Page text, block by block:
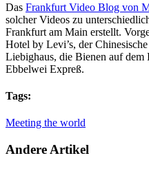
Das Frankfurt Video Blog von
solcher Videos zu
Frankfurt am Main erstellt.
Hotel by Levi’s, der
Liebighaus, die Bienen auf
Ebbelwei Expreß.
Tags:
Meeting the world
Andere Artikel